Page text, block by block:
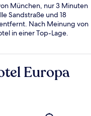
München, nur 3 Minuten
Sandstraße und 18
Nach Meinung von
in einer Top-Lage.
Europa